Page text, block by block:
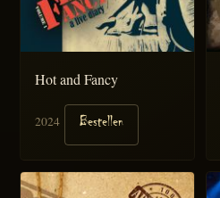
Hot and Fancy
2024 Bestellen